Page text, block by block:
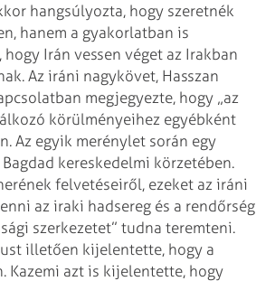
hangsúlyozta, hogy szeretnék
hanem a gyakorlatban is
Irán vessen véget az Irakban
Az iráni nagykövet, Hasszan
megjegyezte, hogy „az
körülményeihez egyébként
Az egyik merénylet során egy
kereskedelmi körzetében.
felvetéseiről, ezeket az iráni
az iraki hadsereg és a rendőrség
szerkezetet” tudna teremteni.
illetően kijelentette, hogy a
Kazemi azt is kijelentette, hogy